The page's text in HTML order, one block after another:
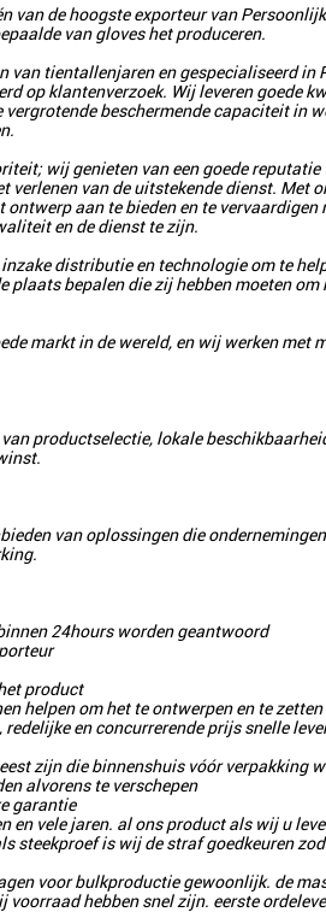
van de hoogste exporteur van
van gloves het produceren.
van tientallenjaren en gespecialiseerd in
op klantenverzoek. Wij leveren goede
vergrotende beschermende capaciteit in
wij genieten van een goede
verlenen van de uitstekende dienst. Met
aan te bieden en te
en de dienst te zijn.
distributie en technologie om te
plaats bepalen die zij hebben moeten
markt in de wereld, en wij werken
productselectie, lokale
van oplossingen die
24hours worden geantwoord
product
helpen om het te ontwerpen en te
en concurrerende prijs snelle
zijn die binnenshuis vóór verpakking
alvorens te verschepen
garantie
en vele jaren. al ons product als wij u
steekproef is wij de straf goedkeuren
voor bulkproductie gewoonlijk. de
voorraad hebben snel zijn. eerste